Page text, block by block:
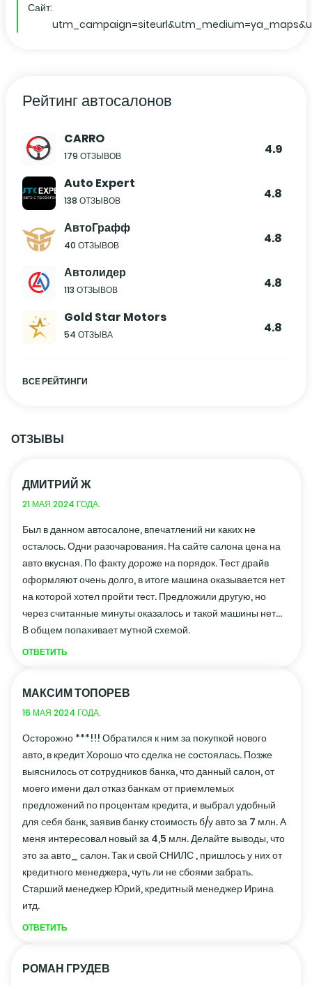
Сайт:
Рейтинг автосалонов
CARRO
179 ОТЗЫВОВ 4.9
Auto Expert
138 ОТЗЫВОВ 4.8
АвтоГрафф
40 ОТЗЫВОВ 4.8
Автолидер
113 ОТЗЫВОВ 4.8
Gold Star Motors
54 ОТЗЫВА 4.8
ВСЕ РЕЙТИНГИ
ОТЗЫВЫ
ДМИТРИЙ Ж
21 МАЯ 2024 ГОДА.
Был в данном автосалоне, впечатлений ни каких не
осталось. Одни разочарования. На сайте салона цена на
авто вкусная. По факту дороже на порядок. Тест драйв
оформляют очень долго, в итоге машина оказывается нет
на которой хотел пройти тест. Предложили другую, но
через считанные минуты оказалось и такой машины нет...
В общем попахивает мутной схемой.
ОТВЕТИТЬ
МАКСИМ ТОПОРЕВ
16 МАЯ 2024 ГОДА.
Осторожно ***!!! Обратился к ним за покупкой нового
авто, в кредит Хорошо что сделка не состоялась. Позже
выяснилось от сотрудников банка, что данный салон, от
моего имени дал отказ банкам от приемлемых
предложений по процентам кредита, и выбрал удобный
для себя банк, заявив банку стоимость б/у авто за 7 млн. А
меня интересовал новый за 4,5 млн. Делайте выводы, что
это за авто_ салон. Так и свой СНИЛС , пришлось у них от
кредитного менеджера, чуть ли не сбоями забрать.
Старший менеджер Юрий, кредитный менеджер Ирина
итд.
ОТВЕТИТЬ
РОМАН ГРУДЕВ